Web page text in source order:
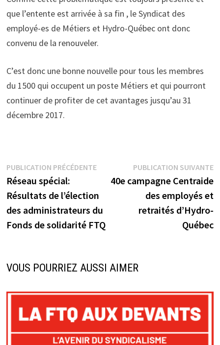
que l’entente est arrivée à sa fin , le Syndicat des
employé-es de Métiers et Hydro-Québec ont donc
convenu de la renouveler.
C’est donc une bonne nouvelle pour tous les membres
du 1500 qui occupent un poste Métiers et qui pourront
continuer de profiter de cet avantages jusqu’au 31
décembre 2017.
Navigation
de
l’article
PUBLICATION PRÉCÉDENTEPublication
précédente :
Réseau spécial:
Résultats de l’élection
des administrateurs du
Fonds de solidarité FTQ
PUBLICATION SUIVANTE
40e campagne Centraide
des employés et
retraités d’Hydro-
Québec
VOUS POURRIEZ AUSSI AIMER